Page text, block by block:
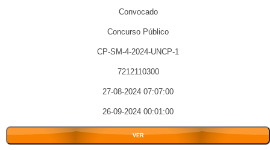
Convocado
Concurso Público
CP-SM-4-2024-UNCP-1
7212110300
27-08-2024 07:07:00
26-09-2024 00:01:00
VER